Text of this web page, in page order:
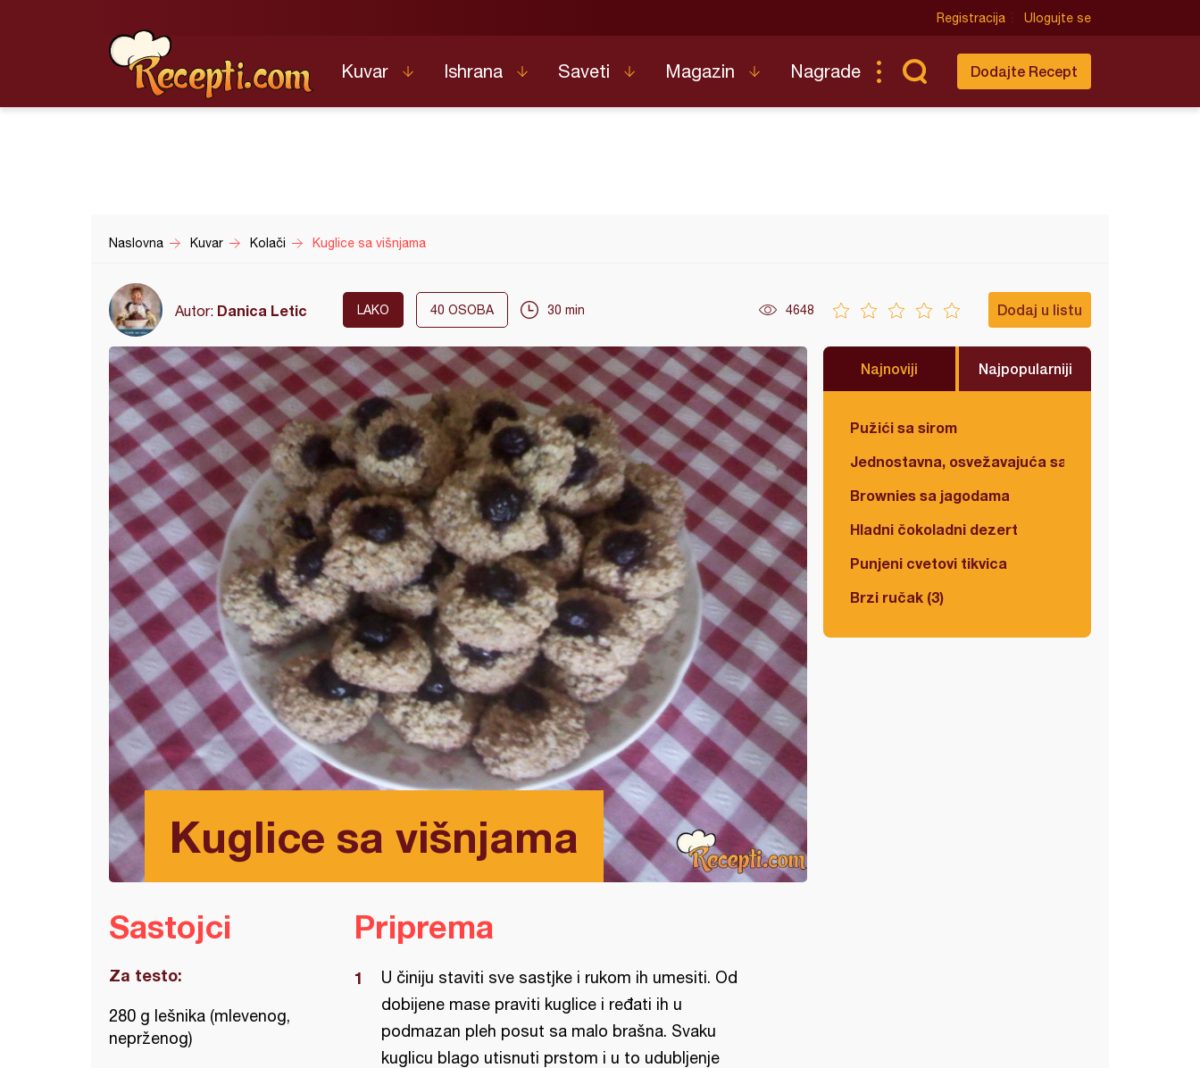
Registracija Ulogujte se
Kuvar Ishrana Saveti Magazin Nagrade Dodajte Recept
Naslovna Kuvar Kolači Kuglice sa višnjama
Autor: Danica Letic LAKO 40 OSOBA 30 min 4648 Dodaj u listu
Kuglice sa višnjama
Najnoviji Najpopularniji
Pužići sa sirom
Jednostavna, osvežavajuća salata
Brownies sa jagodama
Hladni čokoladni dezert
Punjeni cvetovi tikvica
Brzi ručak (3)
Sastojci
Za testo:
280 g lešnika (mlevenog,
neprženog)
Priprema
U činiju staviti sve sastjke i rukom ih umesiti. Od
dobijene mase praviti kuglice i ređati ih u
podmazan pleh posut sa malo brašna. Svaku
kuglicu blago utisnuti prstom i u to udubljenje